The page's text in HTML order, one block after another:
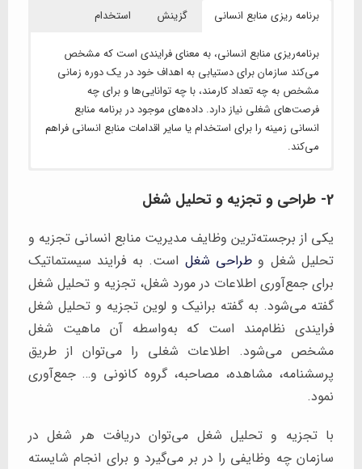
برنامه ریزی منابع انسانی‌ گزینش استخدام
برنامه‌ریزی منابع انسانی، به معنای فرایندی است که مشخص
می‌کند سازمان برای دستیابی به اهداف خود در یک دوره زمانی
مشخص به چه تعداد کارمند، با چه توانایی‌ها و برای چه
فرصت‌های شغلی نیاز دارد. داده‌های موجود در برنامه منابع
انسانی زمینه را برای استخدام یا سایر اقدامات منابع انسانی فراهم
می‌کند.
شغلی برای پست سازمانی مشخص‌شده است.
در زمان مناسب برای فرصت‌های شغلی موجود در سازمان است.
2- طراحی و تجزیه و تحلیل شغل
یکی از برجسته‌ترین وظایف مدیریت منابع انسانی تجزیه و
تحلیل شغل وطراحی شغل است. به فرایند سیستماتیک
برای جمع‌آوری اطلاعات در مورد شغل، تجزیه و تحلیل شغل
گفته می‌شود. به گفته برانیک و لوین تجزیه و تحلیل شغل
فرایندی نظام‌مند است که به‌واسطه آن ماهیت شغل
مشخص می‌شود. اطلاعات شغلی را می‌توان از طریق
پرسشنامه، مشاهده، مصاحبه، گروه کانونی و… جمع‌آوری
نمود.
با تجزیه و تحلیل شغل می‌توان دریافت هر شغل در
سازمان چه وظایفی را در بر می‌گیرد و برای انجام شایسته